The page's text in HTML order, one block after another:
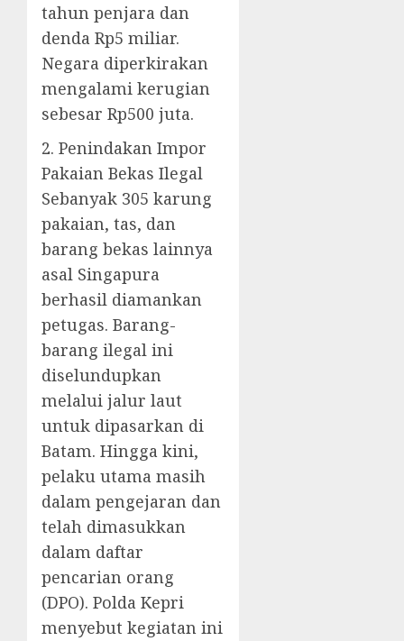
tahun penjara dan
denda Rp5 miliar.
Negara diperkirakan
mengalami kerugian
sebesar Rp500 juta.
2. Penindakan Impor
Pakaian Bekas Ilegal
Sebanyak 305 karung
pakaian, tas, dan
barang bekas lainnya
asal Singapura
berhasil diamankan
petugas. Barang-
barang ilegal ini
diselundupkan
melalui jalur laut
untuk dipasarkan di
Batam. Hingga kini,
pelaku utama masih
dalam pengejaran dan
telah dimasukkan
dalam daftar
pencarian orang
(DPO). Polda Kepri
menyebut kegiatan ini